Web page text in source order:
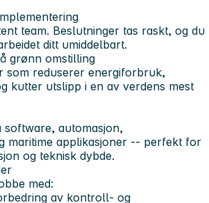
team. Beslutninger tas raskt, og du
ditt umiddelbart.
grønn omstilling
som reduserer energiforbruk,
kutter utslipp i en av verdens mest
automasjon,
maritime applikasjoner -- perfekt for
og teknisk dybde.
med:
av kontroll- og